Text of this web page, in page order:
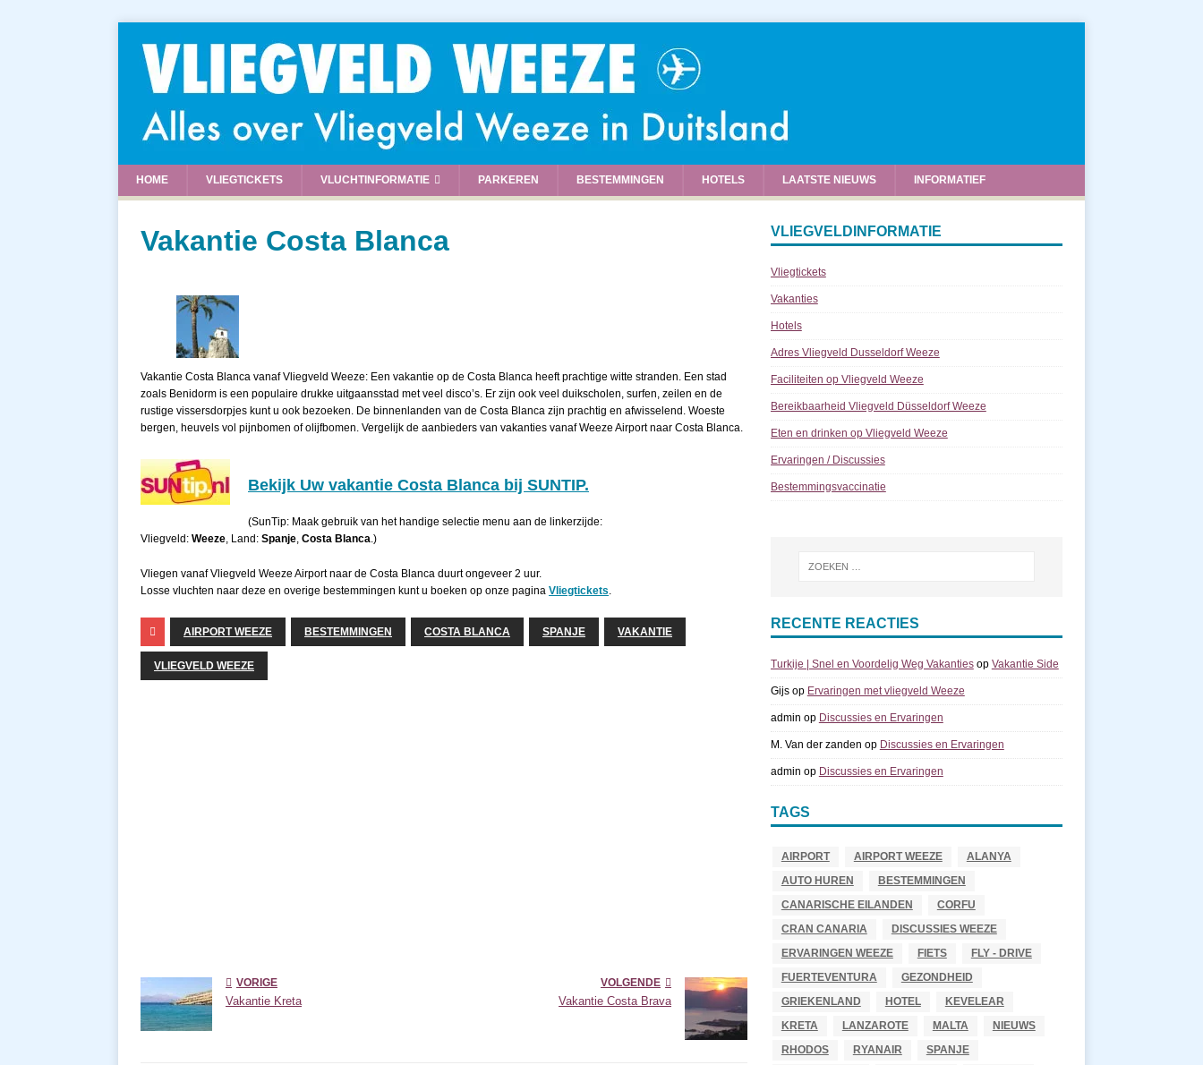
HOME VLIEGTICKETS VLUCHTINFORMATIE PARKEREN BESTEMMINGEN HOTELS LAATSTE NIEUWS INFORMATIEF
Vakantie Costa Blanca
Vakantie Costa Blanca vanaf Vliegveld Weeze: Een vakantie op de Costa Blanca heeft prachtige witte stranden. Een stad
zoals Benidorm is een populaire drukke uitgaansstad met veel disco’s. Er zijn ook veel duikscholen, surfen, zeilen en de
rustige vissersdorpjes kunt u ook bezoeken. De binnenlanden van de Costa Blanca zijn prachtig en afwisselend. Woeste
bergen, heuvels vol pijnbomen of olijfbomen. Vergelijk de aanbieders van vakanties vanaf Weeze Airport naar Costa Blanca.
Bekijk Uw vakantie Costa Blanca bij SUNTIP.
(SunTip: Maak gebruik van het handige selectie menu aan de linkerzijde:
Vliegveld: Weeze, Land: Spanje, Costa Blanca.)
Vliegen vanaf Vliegveld Weeze Airport naar de Costa Blanca duurt ongeveer 2 uur.
Losse vluchten naar deze en overige bestemmingen kunt u boeken op onze pagina Vliegtickets.
AIRPORT WEEZE BESTEMMINGEN COSTA BLANCA SPANJE VAKANTIE
VLIEGVELD WEEZE
VORIGE
Vakantie Kreta
VOLGENDE
Vakantie Costa Brava
VLIEGVELDINFORMATIE
Vliegtickets
Vakanties
Hotels
Adres Vliegveld Dusseldorf Weeze
Faciliteiten op Vliegveld Weeze
Bereikbaarheid Vliegveld Düsseldorf Weeze
Eten en drinken op Vliegveld Weeze
Ervaringen / Discussies
Bestemmingsvaccinatie
RECENTE REACTIES
Turkije | Snel en Voordelig Weg Vakantiesop Vakantie Side
Gijsop Ervaringen met vliegveld Weeze
admin op Discussies en Ervaringen
M. Van der zanden op Discussies en Ervaringen
admin op Discussies en Ervaringen
TAGS
AIRPORT AIRPORT WEEZE
ALANYA
AUTO HUREN
BESTEMMINGEN
CANARISCHE EILANDEN
CORFU
CRAN CANARIA
DISCUSSIES WEEZE
ERVARINGEN WEEZE
FIETS
FLY - DRIVE
FUERTEVENTURA
GEZONDHEID
GRIEKENLAND
HOTEL
KEVELEAR
KRETA
LANZAROTE MALTA
NIEUWS
RHODOS
RYANAIR
SPANJE